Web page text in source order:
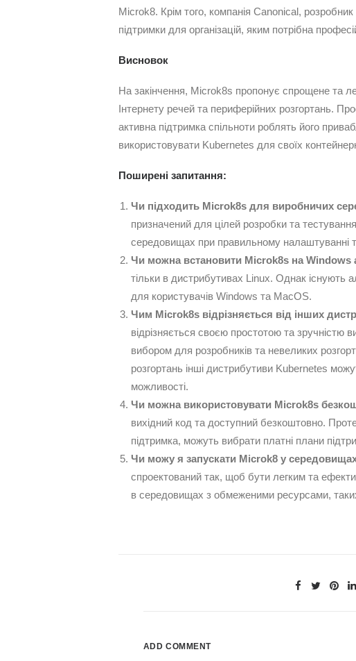
Microk8. Крім того, компанія Canonical,
підтримки для організацій, яким потрібна
Висновок
На закінчення, Microk8s пропонує спрощене та
Інтернету речей та периферійних розгортань.
активна підтримка спільноти роблять його
використовувати Kubernetes для своїх
Поширені запитання:
Чи підходить Microk8s для виробничих
призначений для цілей розробки та
середовищах при правильному налаштуванні
Чи можна встановити Microk8s на Windows
тільки в дистрибутивах Linux. Однак існують
для користувачів Windows та MacOS.
Чим Microk8s відрізняється від інших
відрізняється своєю простотою та зручністю
вибором для розробників та невеликих
розгортань інші дистрибутиви Kubernetes
можливості.
Чи можна використовувати Microk8s
вихідний код та доступний безкоштовно. Проте
підтримка, можуть вибрати платні плани
Чи можу я запускати Microk8 у
спроектований так, щоб бути легким та
в середовищах з обмеженими ресурсами,
ADD COMMENT